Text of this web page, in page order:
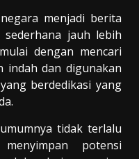
menjadi berita
jauh lebih
dengan mencari
indah dan digunakan
berdedikasi yang
tidak terlalu
potensi